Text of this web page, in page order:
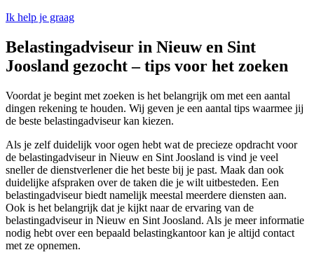
Ik help je graag
Belastingadviseur in Nieuw en Sint
Joosland gezocht – tips voor het zoeken
Voordat je begint met zoeken is het belangrijk om met een aantal
dingen rekening te houden. Wij geven je een aantal tips waarmee jij
de beste belastingadviseur kan kiezen.
Als je zelf duidelijk voor ogen hebt wat de precieze opdracht voor
de belastingadviseur in Nieuw en Sint Joosland is vind je veel
sneller de dienstverlener die het beste bij je past. Maak dan ook
duidelijke afspraken over de taken die je wilt uitbesteden. Een
belastingadviseur biedt namelijk meestal meerdere diensten aan.
Ook is het belangrijk dat je kijkt naar de ervaring van de
belastingadviseur in Nieuw en Sint Joosland. Als je meer informatie
nodig hebt over een bepaald belastingkantoor kan je altijd contact
met ze opnemen.